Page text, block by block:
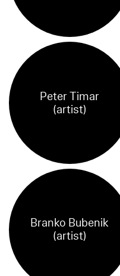
Peter Timar
(artist)
Branko Bubenik
(artist)